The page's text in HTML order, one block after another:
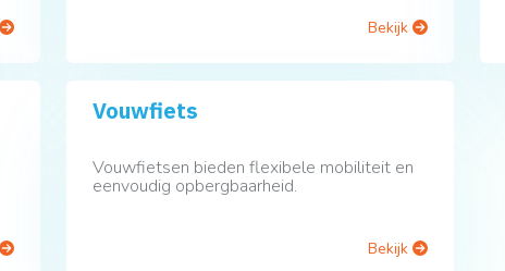
Bekijk
Vouwfiets
Vouwfietsen bieden flexibele mobiliteit en
eenvoudig opbergbaarheid.
Bekijk